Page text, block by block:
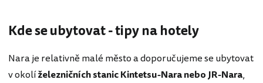
Kde se ubytovat - tipy na hotely
Nara je relativně malé město a doporučujeme se ubytovat
v okolíželezničních stanic Kintetsu-Nara nebo JR-Nara,